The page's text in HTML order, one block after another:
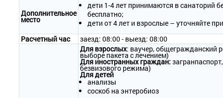
Дополнительное
место
дети 1-4 лет принимаются в санаторий
бесплатно;
дети от 4 лет и взрослые – уточняйте
Расчетный час
заезд: 08:00 - выезд: 08:00
Для взрослых: ваучер, общегражданский
выборе пакета с лечением)
Для иностранных граждан:
безвизового режима)
Для детей
анализы
соскоб на энтеробиоз